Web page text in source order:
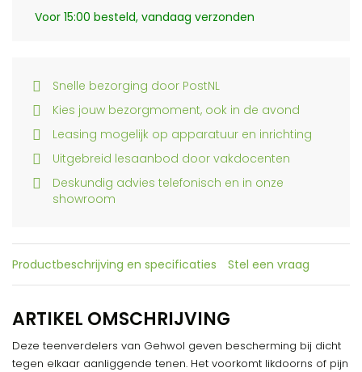
Voor 15:00 besteld, vandaag verzonden
Snelle bezorging door PostNL
Kies jouw bezorgmoment, ook in de avond
Leasing mogelijk op apparatuur en inrichting
Uitgebreid lesaanbod door vakdocenten
Deskundig advies telefonisch en in onze
showroom
Productbeschrijving en specificaties Stel een vraag
ARTIKEL OMSCHRIJVING
Deze teenverdelers van Gehwol geven bescherming bij dicht
tegen elkaar aanliggende tenen. Het voorkomt likdoorns of pijn